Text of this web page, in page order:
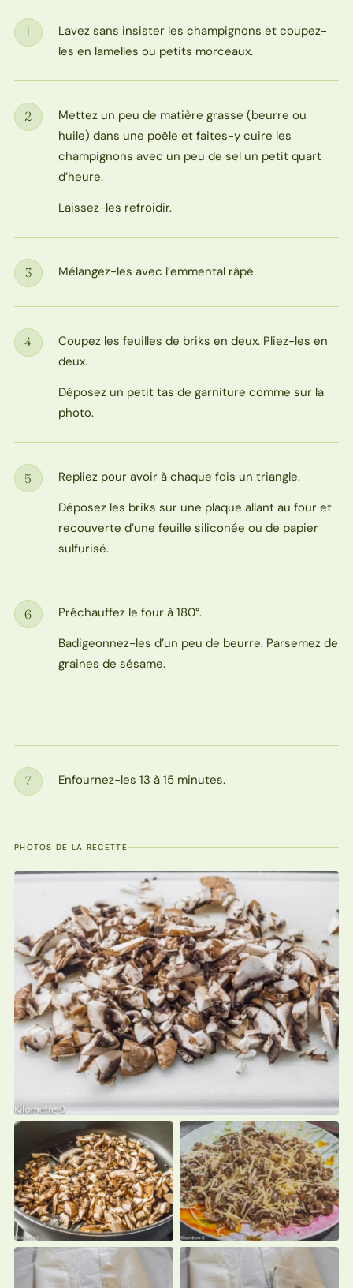
Étape
1
Lavez sans insister les champignons et coupez-
les en lamelles ou petits morceaux.
Étape
2
Mettez un peu de matière grasse (beurre ou
huile) dans une poêle et faites-y cuire les
champignons avec un peu de sel un petit quart
d’heure.
Laissez-les refroidir.
Étape
3 Mélangez-les avec l’emmental râpé.
Étape
4
Coupez les feuilles de briks en deux. Pliez-les en
deux.
Déposez un petit tas de garniture comme sur la
photo.
Étape
5
Repliez pour avoir à chaque fois un triangle.
Déposez les briks sur une plaque allant au four et
recouverte d’une feuille siliconée ou de papier
sulfurisé.
Étape
6
Préchauffez le four à 180°.
Badigeonnez-les d’un peu de beurre. Parsemez de
graines de sésame.
Étape
7 Enfournez-les 13 à 15 minutes.
PHOTOS DE LA RECETTE